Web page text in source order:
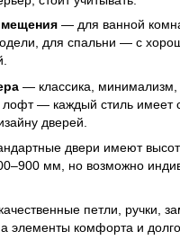
— для ванной
для спальни — с
— классика, минимализм,
лофт — каждый стиль имеет
дверей.
двери имеют
мм, но возможно
петли, ручки,
элементы комфорта и